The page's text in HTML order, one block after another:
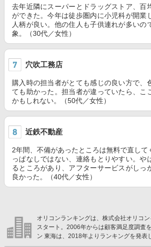
去年近隣にスーパーとドラッグストア、百
ができた。今年は徒歩圏内に小児科が開業
人柄が良い。他の住人も子供連れが多いの
象。（30代／女性）
穴吹工務店
購入時の担当者がとても感じの良い方で、
ても助かった。担当者が違っていたら、こ
かもしれない。（50代／女性）
近鉄不動産
2年間、不備があったところは無料で直して
っぱなしではない、連絡もとりやすい。や
るところがあり、アフターサービスがしっ
良かった。（40代／女性）
オリコンランキングは、株式会社オリコ
スタート。2006年からは顧客満足度調査
ン 東海は、2018年よりランキングを発表